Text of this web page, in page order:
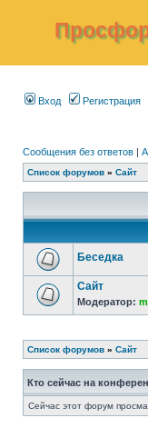
Вход Регистрация
Сообщения без ответов |
Список форумов » Сайт
Беседка
Сайт
Модератор:
Список форумов » Сайт
Кто сейчас на
Сейчас этот форум